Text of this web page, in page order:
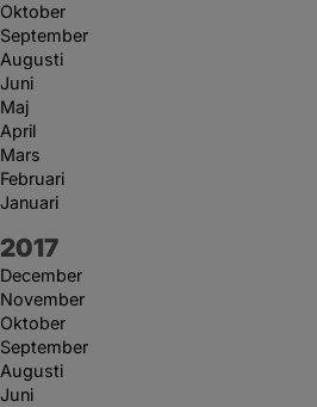
Oktober
September
Augusti
Juni
Maj
April
Mars
Februari
Januari
År:
2017
December
November
Oktober
September
Augusti
Juni